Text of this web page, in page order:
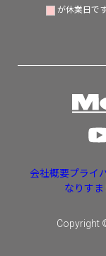
が休業日で
会社概要プライ
なりすま
Copyright